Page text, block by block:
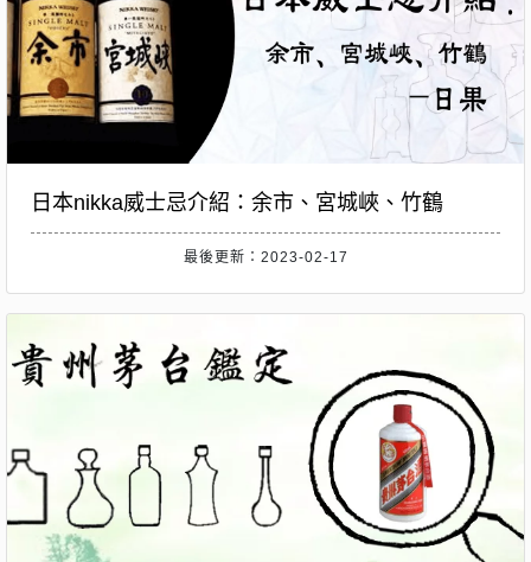
日本nikka威士忌介紹：余市、宮城峽、竹鶴
最後更新：2023-02-17